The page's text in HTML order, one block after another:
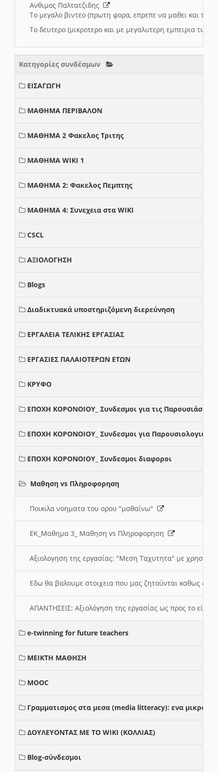
Ανθιμος Παλτατζιδης
Το μεγαλο βιντεο (πρωτη φορα, επρεπε να μαθει και το
Το δευτερο (μικροτερο και με μεγαλυτερη εμπειρια
Κατηγορίες συνδέσμων
ΕΙΣΑΓΩΓΗ
ΜΑΘΗΜΑ ΠΕΡΙΒΑΛΟΝ
ΜΑΘΗΜΑ 2 Φακελος Τριτης
ΜΑΘΗΜΑ WIKI 1
ΜΑΘΗΜΑ 2: Φακελος Πεμπτης
ΜΑΘΗΜΑ 4: Συνεχεια στα WIKI
CSCL
ΑΞΙΟΛΟΓΗΣΗ
Blogs
Διαδικτυακά υποστηριζόμενη διερεύνηση
ΕΡΓΑΛΕΙΑ ΤΕΛΙΚΗΣ ΕΡΓΑΣΙΑΣ
ΕΡΓΑΣΙΕΣ ΠΑΛΑΙΟΤΕΡΩΝ ΕΤΩΝ
ΚΡΥΦΟ
ΕΠΟΧΗ ΚΟΡΟΝΟΙΟΥ_ Συνδεσμοι για τις Παρουσιάσεις
ΕΠΟΧΗ ΚΟΡΟΝΟΙΟΥ_ Συνδεσμοι για Παρουσιολογια
ΕΠΟΧΗ ΚΟΡΟΝΟΙΟΥ_ Συνδεσμοι διαφοροι
Μαθηση vs Πληροφορηση
Ποικιλα νοηματα του ορου "μαθαίνω"
ΕΚ_Μαθημα 3_ Μαθηση vs Πληροφορηση
Αξιολογηση της εργασίας: "Μεση Ταχυτητα" με χρηση
Εδω θα βαλουμε στοιχεια που μας ζητούνται καθως
ΑΠΑΝΤΗΣΕΙΣ: Αξιολόγηση της εργασίας ως προς το
e-twinning for future teachers
ΜΕΙΚΤΗ ΜΑΘΗΣΗ
MOOC
Γραμματισμος στα μεσα (media litteracy): ενα μικρο
ΔΟΥΛΕΥΟΝΤΑΣ ΜΕ ΤΟ WIKI (ΚΟΛΛΙΑΣ)
Blog-σύνδεσμοι